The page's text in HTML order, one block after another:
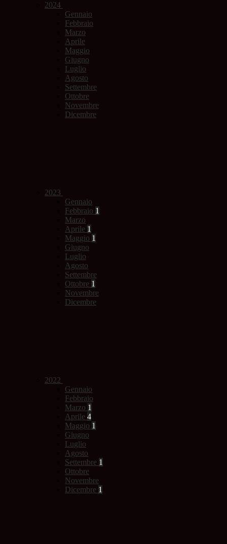
2024
Gennaio
Febbraio
Marzo
Aprile
Maggio
Giugno
Luglio
Agosto
Settembre
Ottobre
Novembre
Dicembre
2023
Gennaio
Febbraio 1
Marzo
Aprile 1
Maggio 1
Giugno
Luglio
Agosto
Settembre
Ottobre 1
Novembre
Dicembre
2022
Gennaio
Febbraio
Marzo 1
Aprile 4
Maggio 1
Giugno
Luglio
Agosto
Settembre 1
Ottobre
Novembre
Dicembre 1